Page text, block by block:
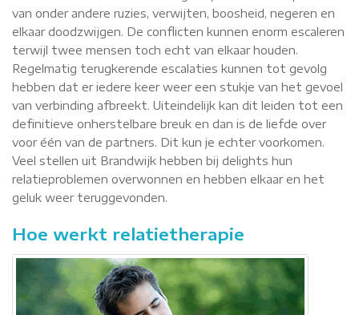
van onder andere ruzies, verwijten, boosheid, negeren en
elkaar doodzwijgen. De conflicten kunnen enorm escaleren
terwijl twee mensen toch echt van elkaar houden.
Regelmatig terugkerende escalaties kunnen tot gevolg
hebben dat er iedere keer weer een stukje van het gevoel
van verbinding afbreekt. Uiteindelijk kan dit leiden tot een
definitieve onherstelbare breuk en dan is de liefde over
voor één van de partners. Dit kun je echter voorkomen.
Veel stellen uit Brandwijk hebben bij delights hun
relatieproblemen overwonnen en hebben elkaar en het
geluk weer teruggevonden.
Hoe werkt relatietherapie